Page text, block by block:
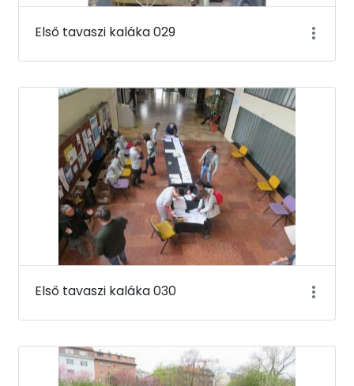
Első tavaszi kaláka 029
Első tavaszi kaláka 030